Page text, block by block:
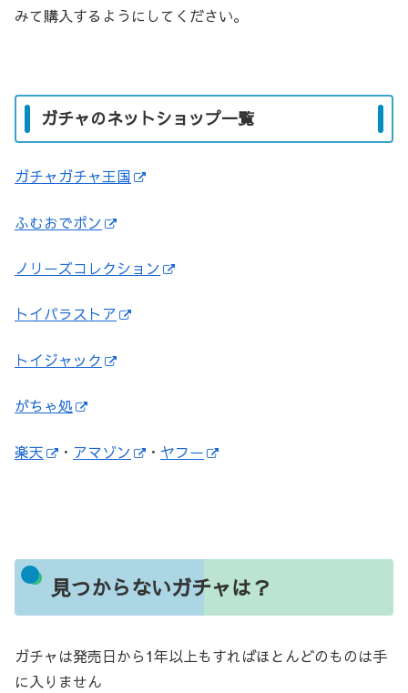
みて購入するようにしてください。
ガチャのネットショップ一覧
ガチャガチャ王国
ふむおでポン
ノリーズコレクション
トイパラストア
トイジャック
がちゃ処
楽天 ・ アマゾン ・ ヤフー
見つからないガチャは？
ガチャは発売日から1年以上もすればほとんどのものは手
に入りません